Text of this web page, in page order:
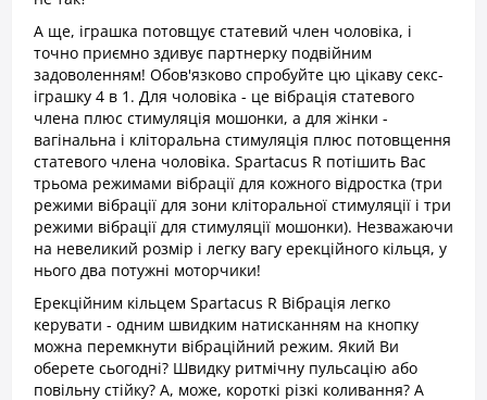
А ще, іграшка потовщує статевий член чоловіка, і
точно приємно здивує партнерку подвійним
задоволенням! Обов'язково спробуйте цю цікаву секс-
іграшку 4 в 1. Для чоловіка - це вібрація статевого
члена плюс стимуляція мошонки, а для жінки -
вагінальна і кліторальна стимуляція плюс потовщення
статевого члена чоловіка. Spartacus R потішить Вас
трьома режимами вібрації для кожного відростка (три
режими вібрації для зони кліторальної стимуляції і три
режими вібрації для стимуляції мошонки). Незважаючи
на невеликий розмір і легку вагу ерекційного кільця, у
нього два потужні моторчики!
Ерекційним кільцем Spartacus R Вібрація легко
керувати - одним швидким натисканням на кнопку
можна перемкнути вібраційний режим. Який Ви
оберете сьогодні? Швидку ритмічну пульсацію або
повільну стійку? А, може, короткі різкі коливання? А